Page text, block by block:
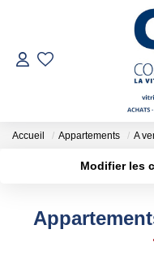
Accueil Appartements A
Modifier les
Sélectionnez...
Type de bien